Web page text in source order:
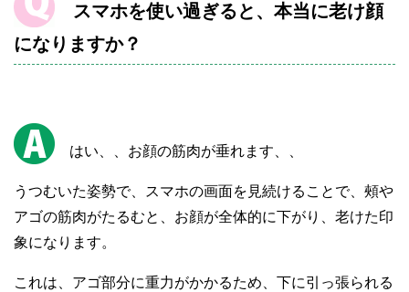
スマホを使い過ぎると、本当に老け顔
になりますか？
はい、、お顔の筋肉が垂れます、、
うつむいた姿勢で、スマホの画面を見続けることで、頰や
アゴの筋肉がたるむと、お顔が全体的に下がり、老けた印
象になります。
これは、アゴ部分に重力がかかるため、下に引っ張られる